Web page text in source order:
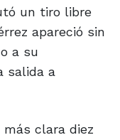
un tiro libre
apareció sin
a su
salida a
clara diez